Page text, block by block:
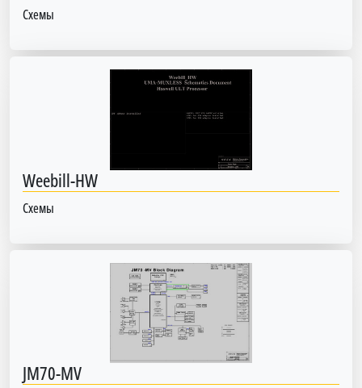
Схемы
Weebill-HW
Схемы
JM70-MV